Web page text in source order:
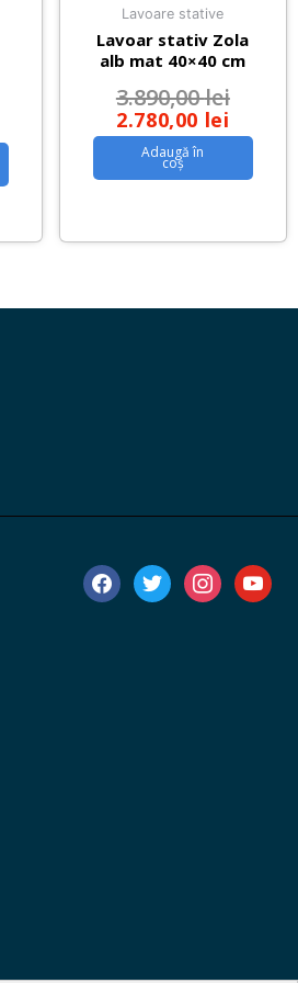
Lavoare stative
Lavoar stativ Zola
alb mat 40×40 cm
3.890,00lei
2.780,00 lei
Adaugă în
coș
facebooktwitter instagramyoutube